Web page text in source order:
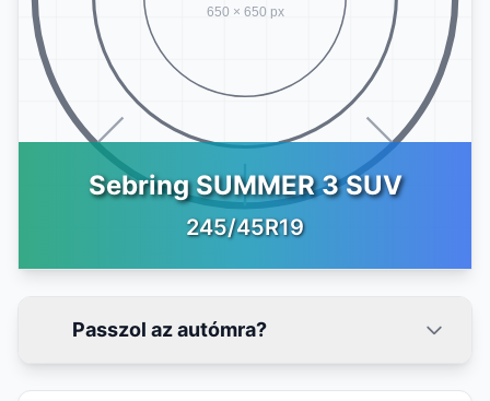
Sebring SUMMER 3 SUV
245/45R19
Passzol az autómra?